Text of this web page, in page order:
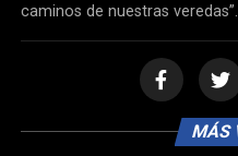
caminos de nuestras veredas”.
MÁS